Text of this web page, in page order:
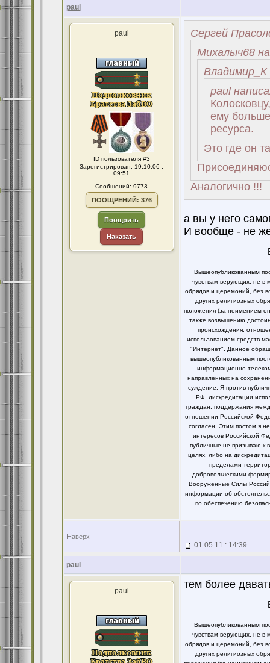
paul
paul
ID пользователя #3
Зарегистрирован: 19.10.06 :
09:51
Сообщений: 9773
ПООЩРЕНИЙ: 376
Поощрить
Наказать
Сергей
Михалыч68
Владимир_К
paul
ему больше
ресурса.
Это где он
Аналогично !!!
а вы у него
И вообще - не
Вышеопубликованным
чувствам верующих, не в
обрядов и церемоний, без
других религиозных
положения (за неимением
также возвышению
происхождения,
использованием средств
"Интернет". Данное
вышеопубликованным
информационно-
направленных на
суждение. Я против
РФ, дискредитации
граждан, поддержания
отношении Российской
согласен. Этим постом я
интересов Российской
публичные не призываю к
целях, либо на
пределами
добровольческими
Вооруженные Силы
информации об
по обеспечению
Наверх
01.05.11 : 14:39
paul
paul
тем более
Вышеопубликованным
чувствам верующих, не в
обрядов и церемоний, без
других религиозных